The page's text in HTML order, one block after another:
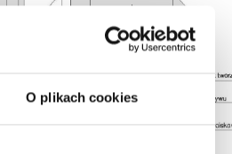
O plikach cookies